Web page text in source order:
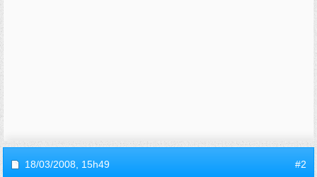
18/03/2008, 15h49 #2